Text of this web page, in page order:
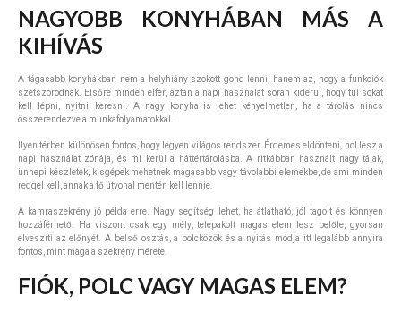
NAGYOBB KONYHÁBAN MÁS A
KIHÍVÁS
A tágasabb konyhákban nem a helyhiány szokott gond lenni, hanem az, hogy a funkciók
szétszóródnak. Elsőre minden elfér, aztán a napi használat során kiderül, hogy túl sokat
kell lépni, nyitni, keresni. A nagy konyha is lehet kényelmetlen, ha a tárolás nincs
összerendezve a munkafolyamatokkal.
Ilyen térben különösen fontos, hogy legyen világos rendszer. Érdemes eldönteni, hol lesz a
napi használat zónája, és mi kerül a háttértárolásba. A ritkábban használt nagy tálak,
ünnepi készletek, kisgépek mehetnek magasabb vagy távolabbi elemekbe, de ami minden
reggel kell, annak a fő útvonal mentén kell lennie.
A kamraszekrény jó példa erre. Nagy segítség lehet, ha átlátható, jól tagolt és könnyen
hozzáférhető. Ha viszont csak egy mély, telepakolt magas elem lesz belőle, gyorsan
elveszíti az előnyét. A belső osztás, a polcközök és a nyitás módja itt legalább annyira
fontos, mint maga a szekrény mérete.
FIÓK, POLC VAGY MAGAS ELEM?